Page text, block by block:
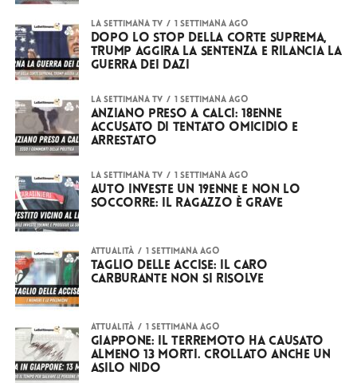
LA SETTIMANA TV 1 settimana ago
Dopo lo stop della Corte Suprema,
Trump aggira la sentenza e rilancia la
guerra dei dazi
LA SETTIMANA TV 1 settimana ago
Anziano preso a calci: 18enne
accusato di tentato omicidio e
arrestato
LA SETTIMANA TV 1 settimana ago
Auto investe un 19enne e non lo
soccorre: il ragazzo è grave
ATTUALITÀ 1 settimana ago
Taglio delle accise: il caro
carburante non si risolve
ATTUALITÀ 1 settimana ago
Giappone: il terremoto ha causato
almeno 13 morti. Crollato anche un
asilo nido